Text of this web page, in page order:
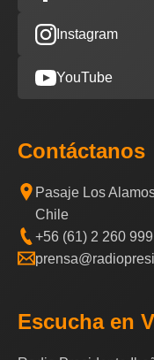
Instagram
YouTube
Contáctanos
Pasaje Los
Chile
+56 (61) 2 260 999
Escucha en